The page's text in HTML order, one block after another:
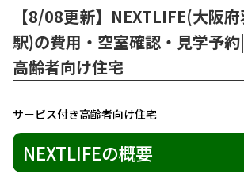
【8/08更新】NEXTLIFE(大阪
駅)の費用・空室確認・見学予
高齢者向け住宅
サービス付き高齢者向け住宅
NEXTLIFEの概要